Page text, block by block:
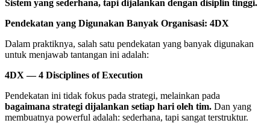
Sistem yang sederhana, tapi dijalankan dengan disiplin tinggi.
Pendekatan yang Digunakan Banyak Organisasi: 4DX
Dalam praktiknya, salah satu pendekatan yang banyak digunakan
untuk menjawab tantangan ini adalah:
4DX — 4 Disciplines of Execution
Pendekatan ini tidak fokus pada strategi, melainkan pada
bagaimana strategi dijalankan setiap hari oleh tim. Dan yang
membuatnya powerful adalah: sederhana, tapi sangat terstruktur.